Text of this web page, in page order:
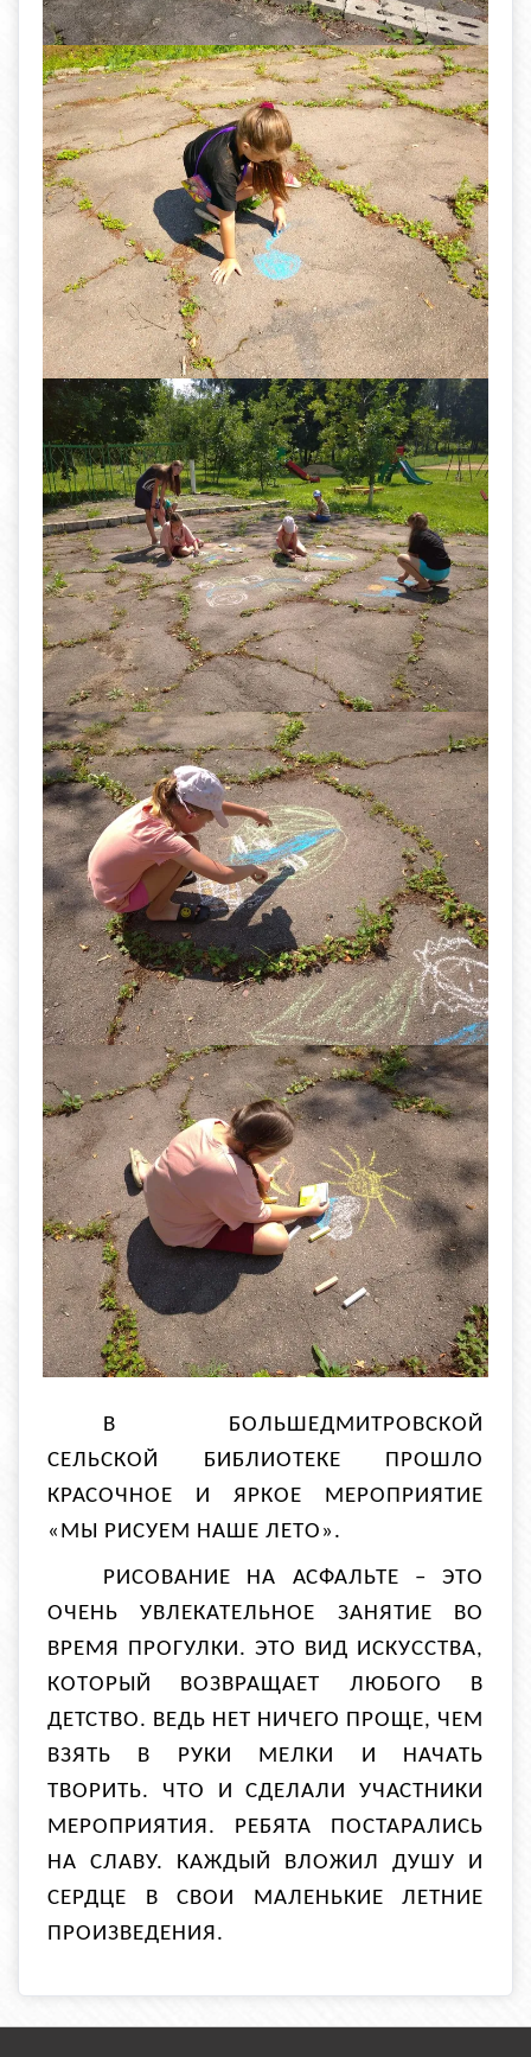
В БОЛЬШЕДМИТРОВСКОЙ
СЕЛЬСКОЙ БИБЛИОТЕКЕ ПРОШЛО
КРАСОЧНОЕ И ЯРКОЕ МЕРОПРИЯТИЕ
«МЫ РИСУЕМ НАШЕ ЛЕТО».
РИСОВАНИЕ НА АСФАЛЬТЕ – ЭТО
ОЧЕНЬ УВЛЕКАТЕЛЬНОЕ ЗАНЯТИЕ ВО
ВРЕМЯ ПРОГУЛКИ. ЭТО ВИД ИСКУССТВА,
КОТОРЫЙ ВОЗВРАЩАЕТ ЛЮБОГО В
ДЕТСТВО. ВЕДЬ НЕТ НИЧЕГО ПРОЩЕ, ЧЕМ
ВЗЯТЬ В РУКИ МЕЛКИ И НАЧАТЬ
ТВОРИТЬ. ЧТО И СДЕЛАЛИ УЧАСТНИКИ
МЕРОПРИЯТИЯ.
РЕБЯТА ПОСТАРАЛИСЬ
НА СЛАВУ. КАЖДЫЙ ВЛОЖИЛ ДУШУ И
СЕРДЦЕ В СВОИ МАЛЕНЬКИЕ ЛЕТНИЕ
ПРОИЗВЕДЕНИЯ.